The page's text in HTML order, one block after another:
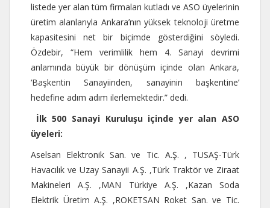
listede yer alan tüm firmaları kutladı ve ASO üyelerinin
üretim alanlarıyla Ankara’nın yüksek teknoloji üretme
kapasitesini net bir biçimde gösterdiğini söyledi.
Özdebir, “Hem verimlilik hem 4. Sanayi devrimi
anlamında büyük bir dönüşüm içinde olan Ankara,
‘Başkentin Sanayiinden, sanayinin başkentine’
hedefine adım adım ilerlemektedir.” dedi.
İlk 500 Sanayi Kuruluşu içinde yer alan ASO
üyeleri:
Aselsan Elektronik San. ve Tic. A.Ş. , TUSAŞ-Türk
Havacılık ve Uzay Sanayii A.Ş. ,Türk Traktör ve Ziraat
Makineleri A.Ş. ,MAN Türkiye A.Ş. ,Kazan Soda
Elektrik Üretim A.Ş. ,ROKETSAN Roket San. ve Tic.